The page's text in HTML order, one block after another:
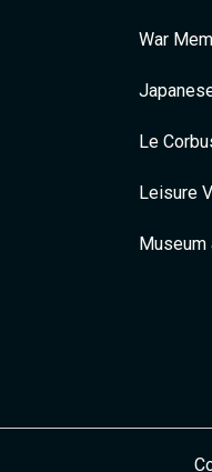
War
Le
Leisure
Museum